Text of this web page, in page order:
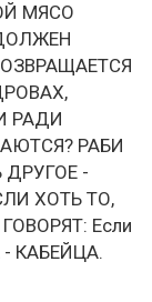
МЯСО
РАДИ
РАБИ
ДРУГОЕ -
ХОТЬ ТО,
Если
КАБЕЙЦА.